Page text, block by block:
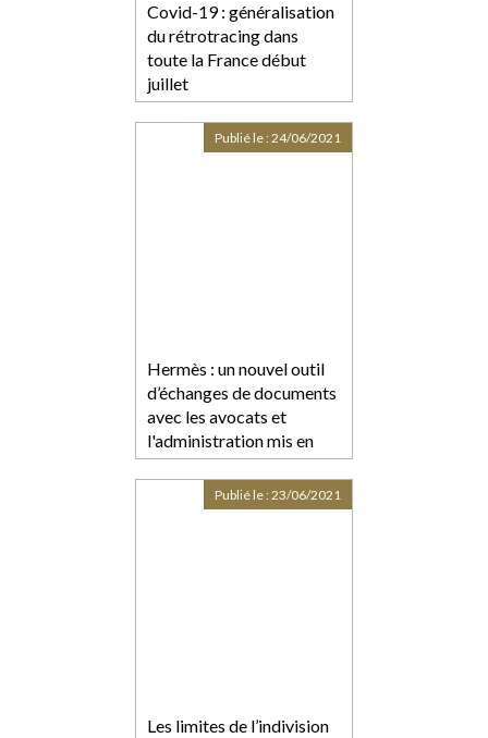
Covid-19 : généralisation
du rétrotracing dans
toute la France début
juillet
Hermès : un nouvel outil
d’échanges de documents
avec les avocats et
l'administration mis en
place par l'Autorité
Publié le :24/06/2021
Les limites de l’indivision
Publié le :23/06/2021